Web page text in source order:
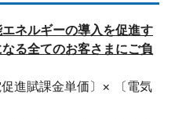
ネルギーの導入を促進す
る全てのお客さまにご負
進賦課金単価〕× 〔電気